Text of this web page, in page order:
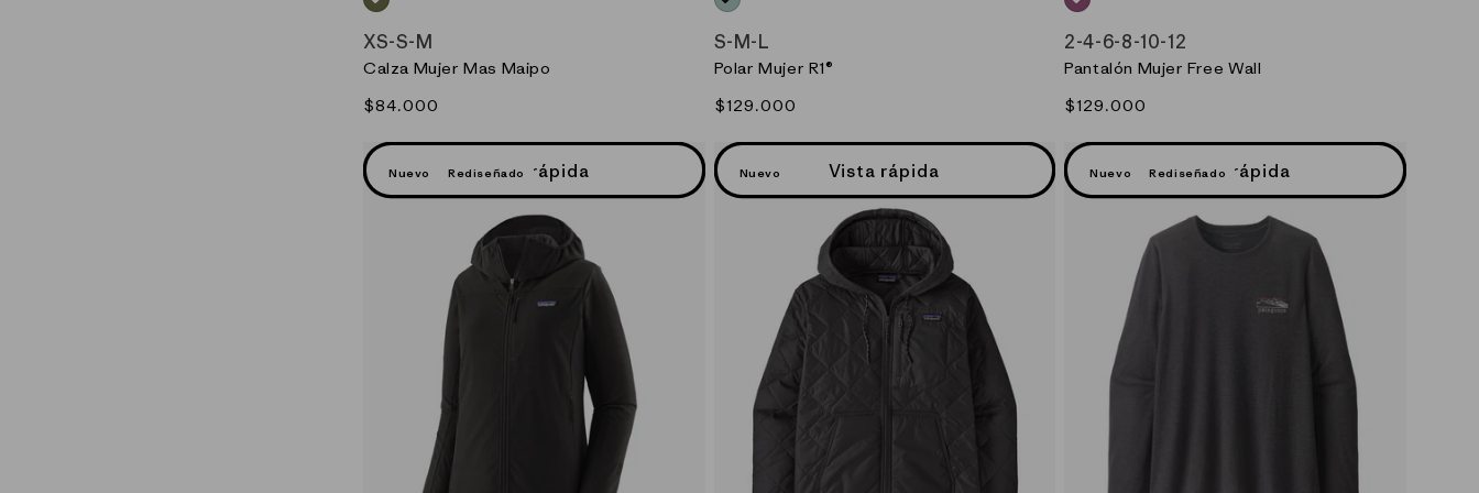
VERDE_(CPRG)
XS-S-M
Calza Mujer Mas Maipo
Precio
$84.000
AZUL_(THI)
S-M-L
Polar Mujer R1®
Precio
$129.000
ROSADO_(FDMG)
2-4-6-8-10-12
Pantalón Mujer Free Wall
Precio
$129.000
Nuevo Rediseñado
Vista rápida Nuevo Vista rápida Nuevo Rediseñado
Vista rápida